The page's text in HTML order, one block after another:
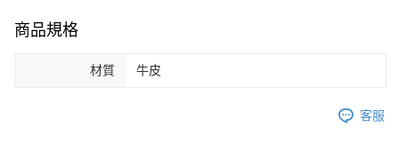
商品規格
材質 牛皮
客服